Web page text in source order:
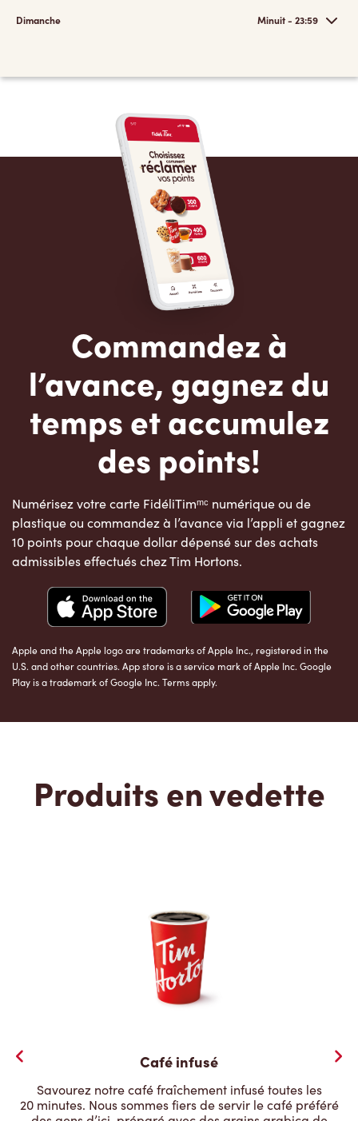
Dimanche Minuit - 23:59
Commandez à
l’avance, gagnez du
temps et accumulez
des points!
Numérisez votre carte FidéliTimᵐᶜ numérique ou de
plastique ou commandez à l’avance via l’appli et gagnez
10 points pour chaque dollar dépensé sur des achats
admissibles effectués chez Tim Hortons.
Apple and the Apple logo are trademarks of Apple Inc., registered in the
U.S. and other countries. App store is a service mark of Apple Inc. Google
Play is a trademark of Google Inc. Terms apply.
Produits en vedette
Café infusé
Savourez notre café fraîchement infusé toutes les
20 minutes. Nous sommes fiers de servir le café préféré